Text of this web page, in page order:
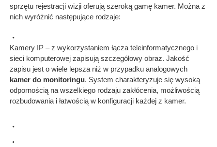
sprzętu rejestracji wizji oferują szeroką gamę kamer. Można z
nich wyróżnić następujące rodzaje:
Kamery IP – z wykorzystaniem łącza teleinformatycznego i
sieci komputerowej zapisują szczegółowy obraz. Jakość
zapisu jest o wiele lepsza niż w przypadku analogowych
kamer do monitoringu. System charakteryzuje się wysoką
odpornością na wszelkiego rodzaju zakłócenia, możliwością
rozbudowania i łatwością w konfiguracji każdej z kamer.